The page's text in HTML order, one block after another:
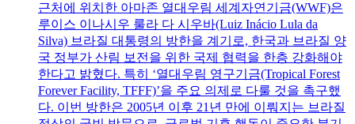
근처에 위치한 아마존 열대우림 세계자연기금(WWF)은
루이스 이나시우 룰라 다 시우바(Luiz Inácio Lula da
Silva) 브라질 대통령의 방한을 계기로, 한국과 브라질 양
국 정부가 산림 보전을 위한 국제 협력을 한층 강화해야
한다고 밝혔다. 특히 ‘열대우림 영구기금(Tropical Forest
Forever Facility, TFFF)’을 주요 의제로 다룰 것을 촉구했
다. 이번 방한은 2005년 이후 21년 만에 이뤄지는 브라질